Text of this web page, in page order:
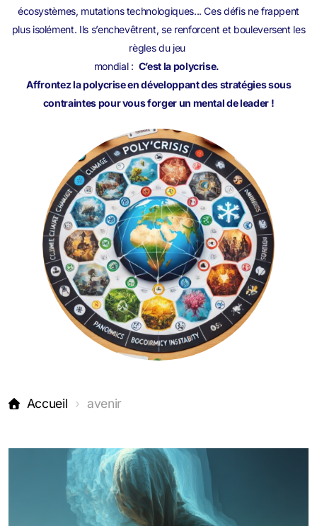
écosystèmes, mutations technologiques... Ces défis ne frappent
plus isolément. Ils s’enchevêtrent, se renforcent et bouleversent les
règles du jeu
mondial : C’est la polycrise.
Affrontez la polycrise en développant des stratégies sous
contraintes pour vous forger un mental de leader !
Accueil avenir